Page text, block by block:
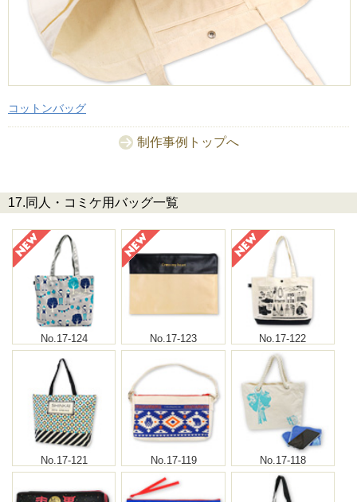
コットンバッグ
制作事例トップへ
17.同人・コミケ用バッグ一覧
No.17-124 No.17-123 No.17-122
No.17-121 No.17-119 No.17-118